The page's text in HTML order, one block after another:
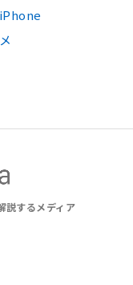
iPhone
説するメディア